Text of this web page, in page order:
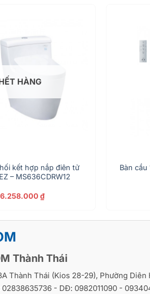
HÀNG
kết hợp nắp điên tử
– MS636CDRW12
₫
Bàn
Thành Thái
Thành Thái (Kios 28-29), Phường Diên
02838635736 - DĐ: 0982011090-